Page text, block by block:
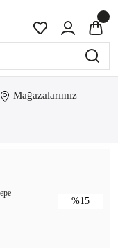
Mağazalarımız
%15